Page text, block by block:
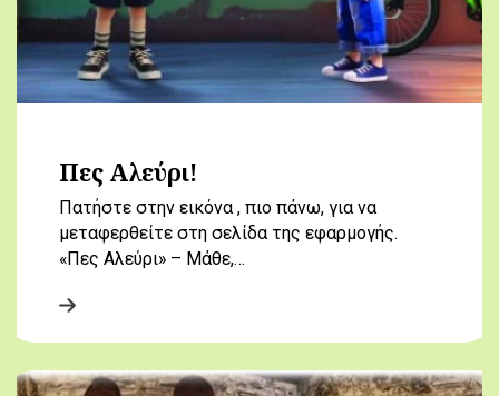
Πες Αλεύρι!
Πατήστε στην εικόνα , πιο πάνω, για να
μεταφερθείτε στη σελίδα της εφαρμογής.
«Πες Αλεύρι» – Μάθε,…